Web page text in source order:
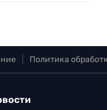
Политика